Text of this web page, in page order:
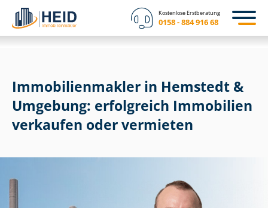
Kostenlose Erstberatung
0158 - 884 916 68
Im­mo­bi­li­en­mak­ler in Hemstedt &
Umgebung: erfolgreich Immobilien
verkaufen oder vermieten